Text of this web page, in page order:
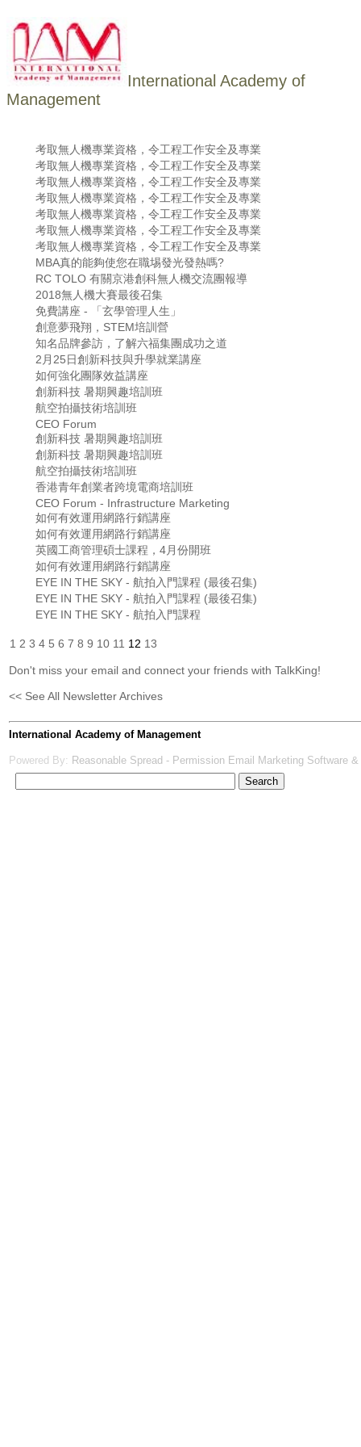
International Academy of
Management
考取無人機專業資格，令工程工作安全及專業
考取無人機專業資格，令工程工作安全及專業
考取無人機專業資格，令工程工作安全及專業
考取無人機專業資格，令工程工作安全及專業
考取無人機專業資格，令工程工作安全及專業
考取無人機專業資格，令工程工作安全及專業
考取無人機專業資格，令工程工作安全及專業
MBA真的能夠使您在職埸發光發熱嗎?
RC TOLO 有關京港創科無人機交流團報導
2018無人機大賽最後召集
免費講座 - 「玄學管理人生」
創意夢飛翔，STEM培訓營
知名品牌參訪，了解六福集團成功之道
2月25日創新科技與升學就業講座
如何強化團隊效益講座
創新科技 暑期興趣培訓班
航空拍攝技術培訓班
CEO Forum
創新科技 暑期興趣培訓班
創新科技 暑期興趣培訓班
航空拍攝技術培訓班
香港青年創業者跨境電商培訓班
CEO Forum - Infrastructure Marketing
如何有效運用網路行銷講座
如何有效運用網路行銷講座
英國工商管理碩士課程，4月份開班
如何有效運用網路行銷講座
EYE IN THE SKY - 航拍入門課程 (最後召集)
EYE IN THE SKY - 航拍入門課程 (最後召集)
EYE IN THE SKY - 航拍入門課程
1 2 3 4 5 6 7 8 9 10 11 12 13
Don't miss your email and connect your friends with TalkKing!
<< See All Newsletter Archives
International Academy of Management
Powered By: Reasonable Spread - Permission Email Marketing Software